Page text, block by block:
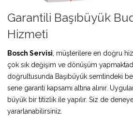
Garantili Başıbüyük
Hizmeti
Bosch Servisi , müşterilere en doğru
çok sık değişim ve dönüşüm
doğrultusunda Başıbüyük semtindeki
sene garanti kapsamı altına alınır.
büyük bir titizlik ile yapılır. Siz de
yararlanabilirsiniz.